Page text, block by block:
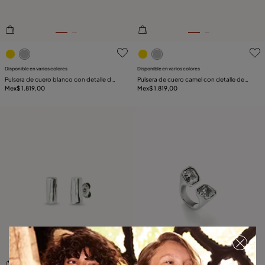
4de 5 Valoración del cliente
Disponible en varios colores
Pulsera de cuero blanco con detalle de
corazón bañado en plata de ley
Mex$ 1.819,00
4.3de 5 Valoración del
Disponible en varios colores
Pulsera de cuero camel con detalle de
corazón bañado en plata de ley
Mex$ 1.819,00